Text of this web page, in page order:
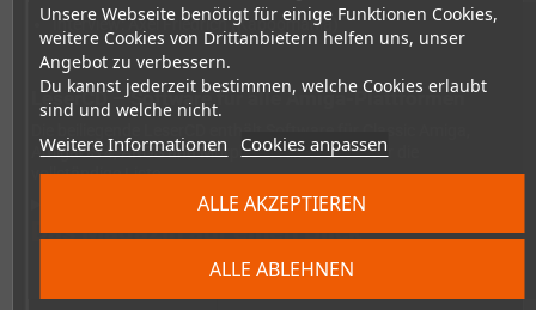
Unsere Webseite benötigt für einige Funktionen Cookies,
weitere Cookies von Drittanbietern helfen uns, unser
Angebot zu verbessern.
Du kannst jederzeit bestimmen, welche Cookies erlaubt
sind und welche nicht.
Weitere Informationen Cookies anpassen
ALLE ABLEHNEN
ALLE AKZEPTIEREN
Interview: Axel Friedrich (Kaboomania)
LeserCD – Software für alle Amiga-Plattformen
AmigaOS 4, AROS und MorphOS. Klicke unten für die
vollständige Liste.
LeserCD-Inhalt einblenden
Das Magazin auf einen Blick
alle 2 Monate